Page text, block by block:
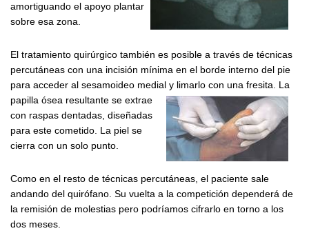
amortiguando el apoyo plantar
sobre esa zona.
El tratamiento quirúrgico también es posible a través de técnicas
percutáneas con una incisión mínima en el borde interno del pie
para acceder al sesamoideo medial y limarlo con una fresita. La
papilla ósea resultante se extrae
con raspas dentadas, diseñadas
para este cometido. La piel se
cierra con un solo punto.
Como en el resto de técnicas percutáneas, el paciente sale
andando del quirófano. Su vuelta a la competición dependerá de
la remisión de molestias pero podríamos cifrarlo en torno a los
dos meses.